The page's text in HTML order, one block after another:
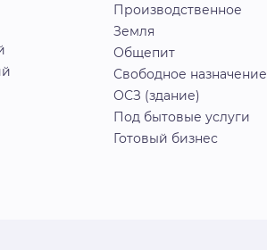
Производственное
Земля
Общепит
Свободное назначение
ОСЗ (здание)
Под бытовые услуги
Готовый бизнес